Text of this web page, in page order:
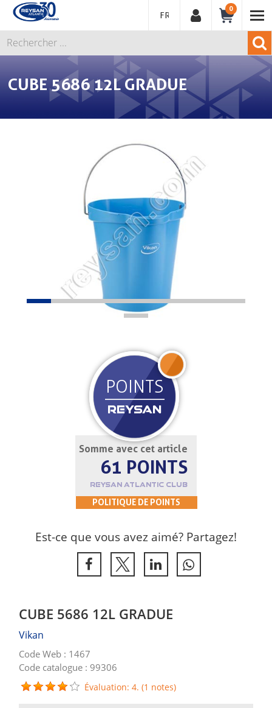
FRANÇAIS
0
CUBE 5686 12L GRADUE
Somme avec cet article
61 POINTS
REYSAN ATLANTIC CLUB
POLITIQUE DE POINTS
POINTS
REYSAN
REJOIGNEZ
Est-ce que vous avez aimé? Partagez!
CUBE 5686 12L GRADUE
Vikan
Code Web : 1467
Code catalogue : 99306
Évaluation: 4. (1 notes)